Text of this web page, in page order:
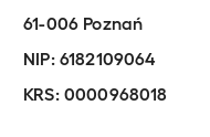
61-006 Poznań
NIP: 6182109064
KRS: 0000968018